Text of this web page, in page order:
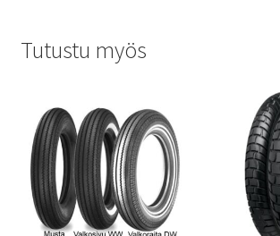
Tutustu myös